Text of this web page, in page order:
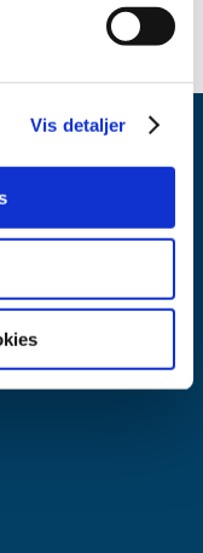
Vis detaljer